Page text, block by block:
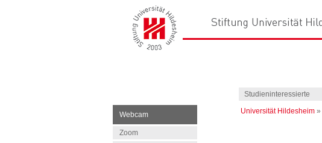
Studieninteressierte
Webcam
Zoom
Universität Hildesheim »